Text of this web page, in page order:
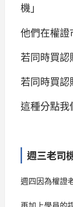
機」
他們在權
若同時買認
若同時買認
這種分點我
週三老司
週四因為權證